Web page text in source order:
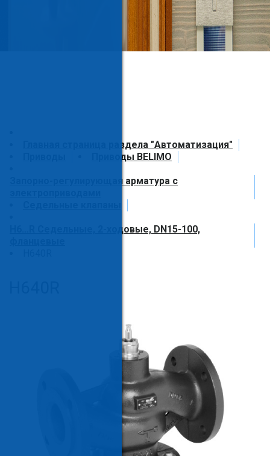
Главная страница раздела "Автоматизация"
Приводы BELIMO
Запорно-регулирующая арматура с
H6…R Седельные, 2-ходовые, DN15-100,